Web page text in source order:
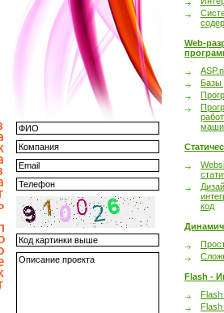
Web-
Базы
код
Flash -
Flash